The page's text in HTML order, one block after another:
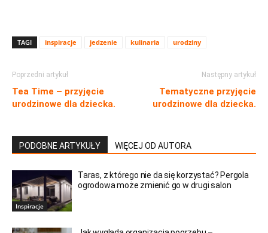
TAGI inspiracje jedzenie kulinaria urodziny
Poprzedni artykuł
Tea Time – przyjęcie
urodzinowe dla dziecka.
Następny artykuł
Tematyczne przyjęcie
urodzinowe dla dziecka.
PODOBNE ARTYKUŁY WIĘCEJ OD AUTORA
Inspiracje
Taras, z którego nie da się korzystać? Pergola
ogrodowa może zmienić go w drugi salon